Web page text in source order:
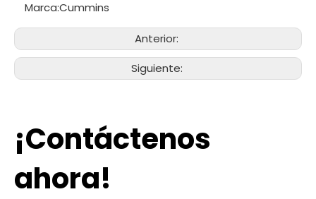
Marca:Cummins
Anterior:
Siguiente:
¡Contáctenos
ahora!